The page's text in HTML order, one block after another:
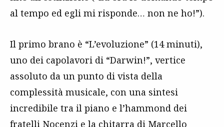
al tempo ed egli mi risponde… non ne ho!”).
Il primo brano è “L’evoluzione” (14 minuti),
uno dei capolavori di “Darwin!”, vertice
assoluto da un punto di vista della
complessità musicale, con una sintesi
incredibile tra il piano e l’hammond dei
fratelli Nocenzi e la chitarra di Marcello